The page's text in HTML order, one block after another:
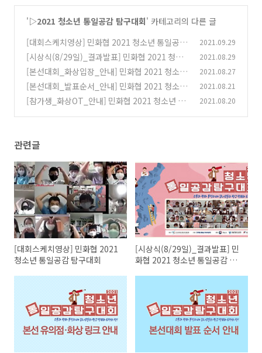
'▷2021 청소년 통일공감 탐구대회' 카테고리의 다른 글
[대회스케치영상] 민화협 2021 청소년 통일공감
탐구대회
(0)
2021.09.29
[시상식(8/29일)_결과발표] 민화협 2021 청소
년 통일공감 탐구대회
(0)
2021.08.29
[본선대회_화상입장_안내] 민화협 2021 청소년
통일공감 탐구대회
(0)
2021.08.27
[본선대회_발표순서_안내] 민화협 2021 청소년
통일공감 탐구대회
(0)
2021.08.21
[참가생_화상OT_안내] 민화협 2021 청소년 통
2021.08.20
관련글
[대회스케치영상] 민화협 2021
청소년 통일공감 탐구대회
[시상식(8/29일)_결과발표] 민
화협 2021 청소년 통일공감 탐